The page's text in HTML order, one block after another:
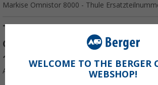
Markise Omnistor 8000 - Thule
Thule Endplatte rechts 220 V
Omnistor 8000 - Thule
1500600867
Art.-Nr.: 531950
WELCOME TO THE BERGER
WEBSHOP!